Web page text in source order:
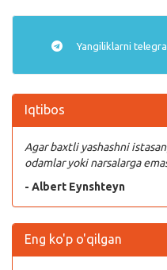
Yangiliklarni
Iqtibos
Agar baxtli yashashni
odamlar yoki narsalarga
- Albert Eynshteyn
Eng ko'p o'qilgan